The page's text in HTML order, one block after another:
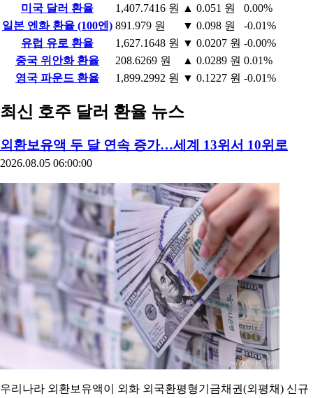
미국 달러 환율
1,407.7416 원 ▲ 0.051 원
0.00%
일본 엔화 환율 (100엔) 891.979 원 ▼ 0.098 원
-0.01%
유럽 유로 환율
1,627.1648 원 ▼ 0.0207 원 -0.00%
중국 위안화 환율
208.6269 원 ▲ 0.0289 원 0.01%
영국 파운드 환율
1,899.2992 원 ▼ 0.1227 원 -0.01%
최신 호주 달러 환율 뉴스
외환보유액 두 달 연속 증가…세계 13위서 10위로
2026.08.05 06:00:00
우리나라 외환보유액이 외화 외국환평형기금채권(외평채) 신규